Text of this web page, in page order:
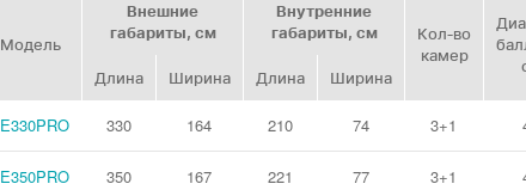
Модель
Внешние
габариты, см
Внутренние
габариты, см
Кол‑во
камер
Длина
Ширина Длина Ширина
E330PRO 330 164 210 74 3+1
E350PRO 350 167 221 77 3+1